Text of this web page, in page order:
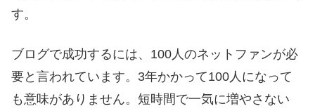
す。
ブログで成功するには、100人のネットファンが必
要と言われています。3年かかって100人になって
も意味がありません。短時間で一気に増やさない